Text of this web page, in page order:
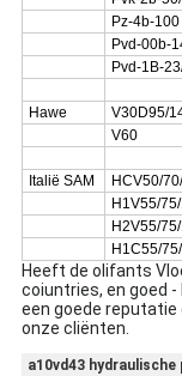
Pz-4b-100
Pvd-00b-
Pvd-1B-
Hawe
V30D95/
V60
Italië SAM
HCV50/
H1V55/
H2V55/
H1C55/
Heeft de olifants
coiuntries, en goed
een goede reputatie
onze cliënten.
a10vd43 hydraulische